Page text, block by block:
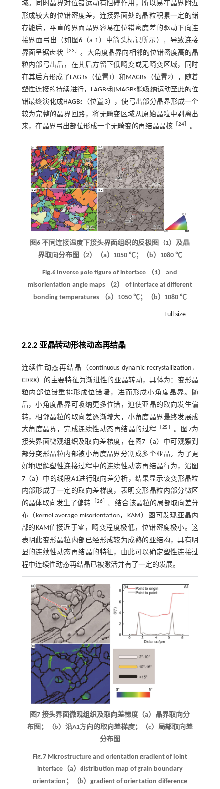
域。同时晶界对位错运动有阻碍作用，所以易在晶界附近
形成较大的位错密度差，连接界面处的晶粒积累一定的储
存能后，平直的界面晶界容易在位错密度差的驱动下向连
接界面弓出（如图6 （a-1）中箭头标识所示），导致连接
界面呈锯齿状［ 23
。大角度晶界向相邻的位错密度高的晶
粒内部弓出后，在其后方留下低畸变或无畸变区域，同时
在其后方形成了LAGBs（位置1）和MAGBs（位置2），随着
塑性连接的持续进行，LAGBs和MAGBs能吸纳运动至此的位
错最终演化成HAGBs（位置3），使弓出部分晶界形成一个
较为完整的晶界回路，将无畸变区域从原始晶粒中剥离出
来，在晶界弓出部位形成一个无畸变的再结晶晶核［ 24］ 。
图6 不同连接温度下接头界面组织的反极图（1）及晶
界取向分布图（2）（a）1050 ℃；（b）1080 ℃
Fig.6 Inverse pole figure of interface （1） and
misorientation angle maps （2） of interface at different
bonding temperatures （a）1050 ℃；（b）1080 ℃
Full size
2.2.2 亚晶转动形核动态再结晶
连续性动态再结晶（continuous dynamic recrystallization，
CDRX）的主要特征为渐进性的亚晶转动，具体为：变形晶
粒内部位错重排形成位错墙，进而形成小角度晶界。随
后，小角度晶界可吸纳更多位错，迫使亚晶的取向发生偏
转，相邻晶粒的取向差逐渐增大，小角度晶界最终发展成
大角度晶界，完成连续性动态再结晶的过程 ［25 。 图7为
接头界面微观组织及取向差梯度，在 图7（a）中可观察到
部分变形晶粒内部被小角度晶界分割成多个亚晶，为了更
好地理解塑性连接过程中的连续性动态再结晶行为，沿图
7（a）中的线段A1进行取向差分析，结果显示该变形晶粒
内部形成了一定的取向差梯度，表明变形晶粒内部分微区
的晶体取向发生了偏转
26］ 。结合该晶粒的局部取向差分
布（kernel average misorientation，KAM）图可发现亚晶内
部的KAM值接近于零，畸变程度极低，位错密度极小。这
表明此变形晶粒内部已经形成较为成熟的亚结构，具有明
显的连续性动态再结晶的特征，由此可以确定塑性连接过
程中连续性动态再结晶已被激活并有了一定的发展。
图7 接头界面微观组织及取向差梯度（a）晶界取向分
布图；（b）沿A1方向的取向差梯度；（c）局部取向差
分布图
Fig.7 Microstructure and orientation gradient of joint
interface（a）distribution map of grain boundary
orientation；（b）gradient of orientation difference